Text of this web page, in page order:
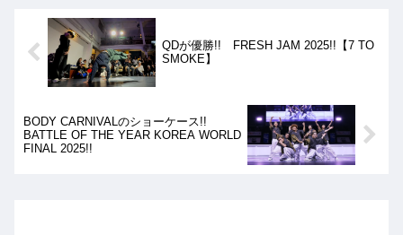
QDが優勝!! FRESH JAM 2025!!【7 TO
SMOKE】
BODY CARNIVALのショーケース!!
BATTLE OF THE YEAR KOREA WORLD
FINAL 2025!!